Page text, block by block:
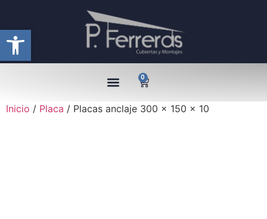
Abrir barra de herramientas
0
Inicio / Placa / Placas anclaje 300 x 150 x 10